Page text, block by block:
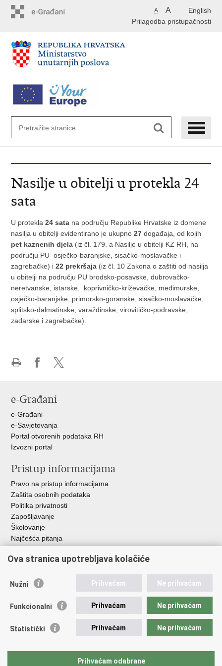
English
A A
Prilagodba pristupačnosti
Nasilje u obitelji u protekla 24
sata
U protekla24 sata na području Republike Hrvatske iz domene
nasilja u obitelji evidentirano je ukupno27događaja, od kojih
pet kaznenih djela (iz čl. 179. a Nasilje u obitelji KZ RH, na
području PU osječko-baranjske, sisačko-moslavačke i
zagrebačke) i22 prekršaja (iz čl. 10 Zakona o zaštiti od nasilja
u obitelji na području PU brodsko-posavske, dubrovačko-
neretvanske, istarske, koprivničko-križevačke, međimurske,
osječko-baranjske, primorsko-goranske, sisačko-moslavačke,
splitsko-dalmatinske, varaždinske, virovitičko-podravske,
zadarske i zagrebačke).
Facebooku
X-
e-Građani
e-Građani
e-Savjetovanja
Portal otvorenih podataka RH
Izvozni portal
Pristup informacijama
Pravo na pristup informacijama
Zaštita osobnih podataka
Politika privatnosti
Zapošljavanje
Školovanje
Najčešća pitanja
Važne poveznice
EMN Nacionalna kontaktna točka za Republiku Hrvatsku
Policijska akademija
Zaklada policijske solidarnosti
Udruge
Ova stranica upotrebljava kolačiće
Nužni Prihvaćam Ne prihvaćam
Funkcionalni Prihvaćam Ne prihvaćam
Statistički Prihvaćam Ne prihvaćam
Prihvaćam odabrane